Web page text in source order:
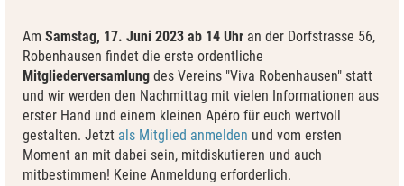
Am Samstag, 17. Juni 2023 ab 14 Uhr an der Dorfstrasse 56,
Robenhausen findet die erste ordentliche
Mitgliederversamlung des Vereins "Viva Robenhausen" statt
und wir werden den Nachmittag mit vielen Informationen aus
erster Hand und einem kleinen Apéro für euch wertvoll
gestalten. Jetzt als Mitglied anmelden und vom ersten
Moment an mit dabei sein, mitdiskutieren und auch
mitbestimmen! Keine Anmeldung erforderlich.